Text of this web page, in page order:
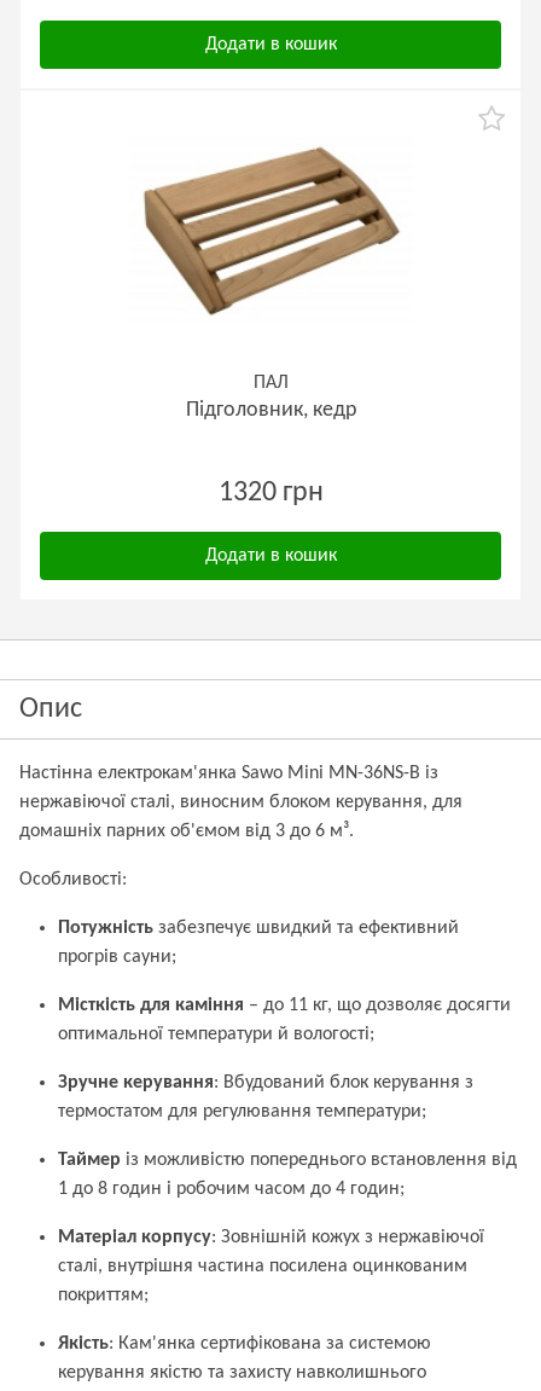
Додати в кошик
ПАЛ
Підголовник, кедр
1320 грн
Додати в кошик
Опис
Настінна електрокам'янка Sawo Mini MN-36NS-B із
нержавіючої сталі, виносним блоком керування, для
домашніх парних об'ємом від 3 до 6 м³.
Особливості:
Потужність забезпечує швидкий та ефективний
прогрів сауни;
Місткість для каміння – до 11 кг, що дозволяє досягти
оптимальної температури й вологості;
Зручне керування: Вбудований блок керування з
термостатом для регулювання температури;
Таймер із можливістю попереднього встановлення від
1 до 8 годин і робочим часом до 4 годин;
Матеріал корпусу: Зовнішній кожух з нержавіючої
сталі, внутрішня частина посилена оцинкованим
покриттям;
Якість: Кам'янка сертифікована за системою
керування якістю та захисту навколишнього